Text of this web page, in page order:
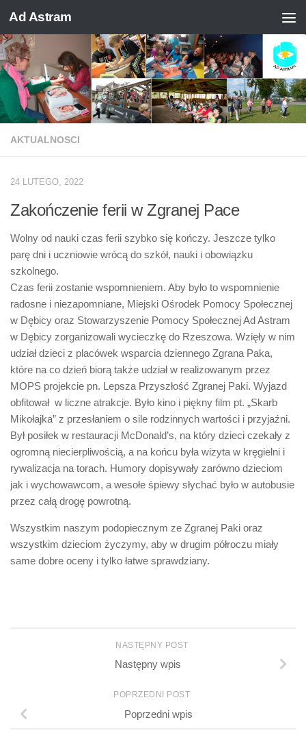
Skip to content
Ad Astram
AKTUALNOSCI
24 LUTEGO, 2022
Zakończenie ferii w Zgranej Pace
Wolny od nauki czas ferii szybko się kończy. Jeszcze tylko
parę dni i uczniowie wrócą do szkół, nauki i obowiązku
szkolnego.
Czas ferii zostanie wspomnieniem. Aby było to wspomnienie
radosne i niezapomniane, Miejski Ośrodek Pomocy Społecznej
w Dębicy oraz Stowarzyszenie Pomocy Społecznej Ad Astram
w Dębicy zorganizowali wycieczkę do Rzeszowa. Wzięły w nim
udział dzieci z placówek wsparcia dziennego Zgrana Paka,
które na co dzień biorą także udział w realizowanym przez
MOPS projekcie pn. Lepsza Przyszłość Zgranej Paki. Wyjazd
obfitował w liczne atrakcje. Było kino i piękny film pt. „Skarb
Mikołajka” z przesłaniem o sile rodzinnych wartości i przyjaźni.
Był posiłek w restauracji McDonald’s, na który dzieci czekały z
ogromną niecierpliwością, a na końcu była wizyta w kręgielni i
rywalizacja na torach. Humory dopisywały zarówno dzieciom
jak i wychowawcom, a wesołe śpiewy słychać było w autobusie
przez całą drogę powrotną.
Wszystkim naszym podopiecznym ze Zgranej Paki oraz
wszystkim dzieciom życzymy, aby w drugim półroczu miały
same dobre oceny i tylko łatwe sprawdziany.
NASTĘPNY POST
Następny wpis
POPRZEDNI POST
Poprzedni wpis